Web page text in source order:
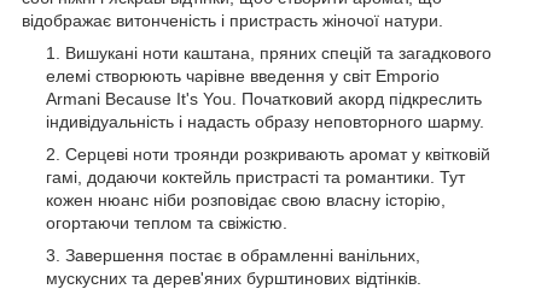
відображає витонченість і пристрасть жіночої натури.
Вишукані ноти каштана, пряних спецій та загадкового
елемі створюють чарівне введення у світ Emporio
Armani Because It's You. Початковий акорд підкреслить
індивідуальність і надасть образу неповторного шарму.
Серцеві ноти троянди розкривають аромат у квітковій
гамі, додаючи коктейль пристрасті та романтики. Тут
кожен нюанс ніби розповідає свою власну історію,
огортаючи теплом та свіжістю.
Завершення постає в обрамленні ванільних,
мускусних та дерев'яних бурштинових відтінків.